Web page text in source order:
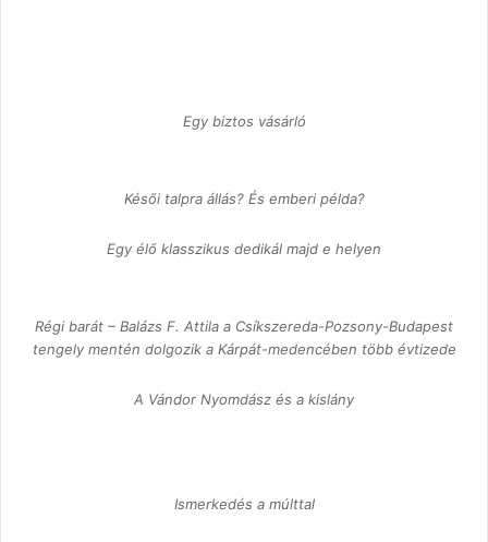
Egy biztos vásárló
Késői talpra állás? És emberi példa?
Egy élő klasszikus dedikál majd e helyen
Régi barát – Balázs F. Attila a Csíkszereda-Pozsony-Budapest
tengely mentén dolgozik a Kárpát-medencében több évtizede
A Vándor Nyomdász és a kislány
Ismerkedés a múlttal